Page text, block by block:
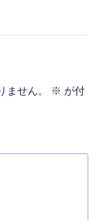
せん。 ※ が付